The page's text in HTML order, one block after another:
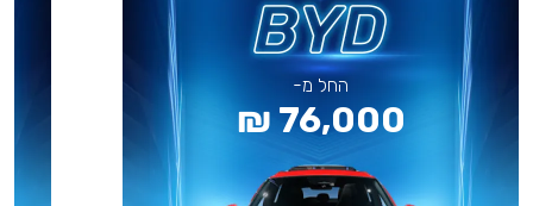
החל מ-
76,000 ₪